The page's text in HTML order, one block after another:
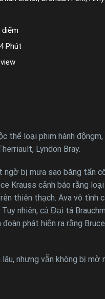
điểm
Phút
loại phim hành
Lyndon Bray.
bị mưa sao băng tấn
Krauss cảnh báo rằng
thiên thạch. Ava vô
nhiên, cả Đại tá
phát hiện ra rằng
nhưng vẫn không bị